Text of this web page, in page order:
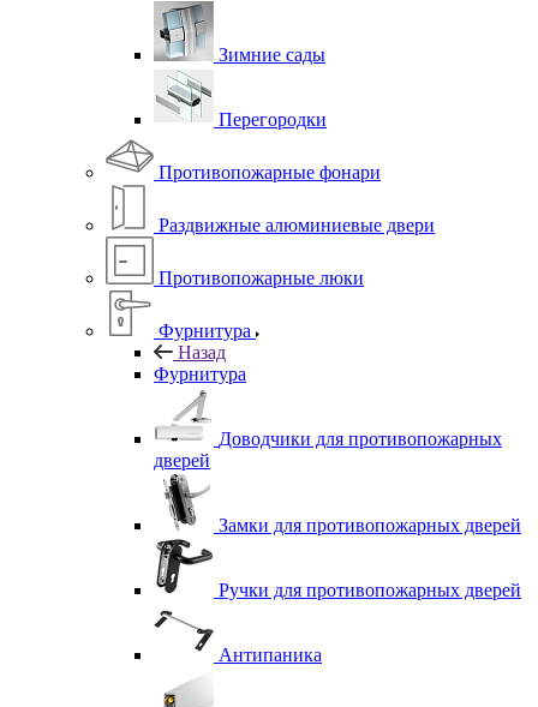
Зимние сады
Перегородки
Противопожарные фонари
Раздвижные алюминиевые двери
Противопожарные люки
Фурнитура
Назад
Фурнитура
Доводчики для противопожарных
дверей
Замки для противопожарных дверей
Ручки для противопожарных дверей
Антипаника